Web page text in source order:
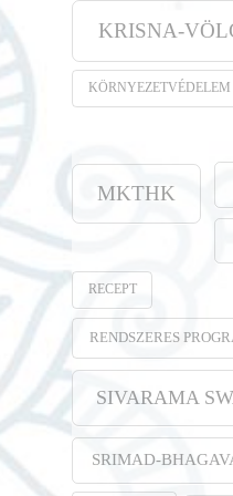
KRISNA-
KÖRNYEZETVÉDELEM
MKTHK
RECEPT
RENDSZERES
SIVARAMA
SRIMAD-